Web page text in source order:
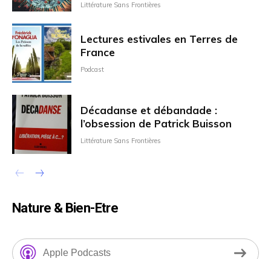
Littérature Sans Frontières
Lectures estivales en Terres de
France
Podcast
Décadanse et débandade :
l’obsession de Patrick Buisson
Littérature Sans Frontières
Nature & Bien-Etre
Apple Podcasts